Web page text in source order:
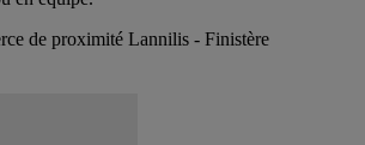
de proximité Lannilis - Finistère